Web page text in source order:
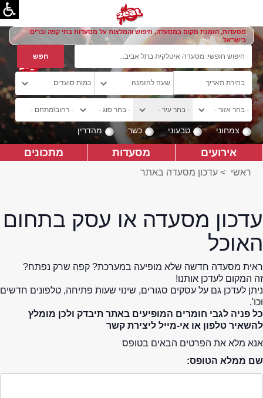
מסעדות, הזמנת מקום במסעדה, חיפוש והמלצות על מסעדות בתי קפה וברים
בישראל
צמחוני טבעוני כשר מהדרין
אירועים מסעדות מתכונים
ראשי > עדכון מסעדה באתר
עדכון מסעדה או עסק בתחום
האוכל
ראית מסעדה חדשה שלא מופיעה במערכת? קפה שרק נפתח?
זה המקום לעדכן אותנו!
ניתן לעדכן גם על עסקים סגורים, שינוי שעות פתיחה, טלפונים חדשים
וכו'.
כל פניה לגבי חומרים המופיעים באתר תיבדק ולכן מומלץ
להשאיר טלפון או אי-מייל ליצירת קשר
אנא מלא את הפרטים הבאים בטופס
שם ממלא הטופס: